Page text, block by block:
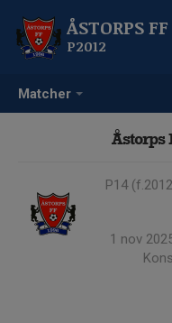
Matcher
ÅSTORPS FF
P2012
Åstorps
P14
1 nov